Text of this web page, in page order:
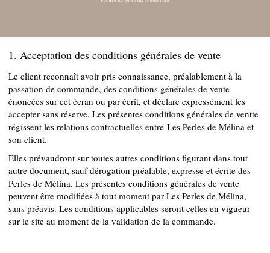
1. Acceptation des conditions générales de vente
Le client reconnaît avoir pris connaissance, préalablement à la
passation de commande, des conditions générales de vente
énoncées sur cet écran ou par écrit, et déclare expressément les
accepter sans réserve. Les présentes conditions générales de ventte
régissent les relations contractuelles entre Les Perles de Mélina et
son client.
Elles prévaudront sur toutes autres conditions figurant dans tout
autre document, sauf dérogation préalable, expresse et écrite des
Perles de Mélina. Les présentes conditions générales de vente
peuvent être modifiées à tout moment par Les Perles de Mélina,
sans préavis. Les conditions applicables seront celles en vigueur
sur le site au moment de la validation de la commande.